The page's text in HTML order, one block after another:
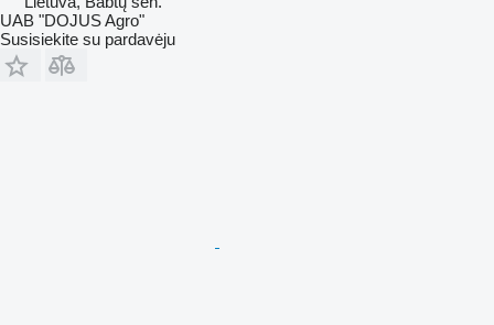
UAB "DOJUS Agro"
Susisiekite su pardavėju